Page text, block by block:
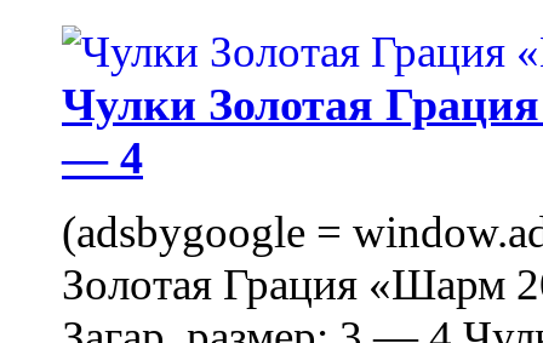
Чулки Золотая
— 4
(adsbygoogle =
Золотая Грация «Шарм